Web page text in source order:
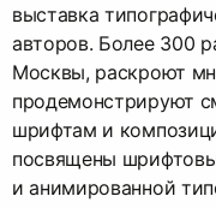
выставка
авторов. Более 300
Москвы, раскроют
продемонстрируют
шрифтам и
посвящены
и анимированной